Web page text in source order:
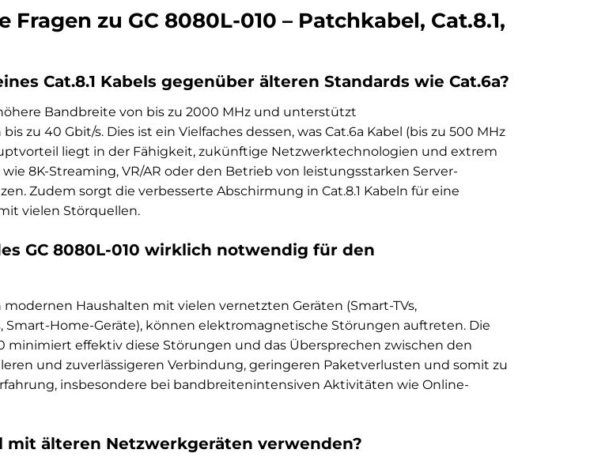
Fragen zu GC 8080L-010 – Patchkabel, Cat.8.1,
Cat.8.1 Kabels gegenüber älteren Standards wie Cat.6a?
Bandbreite von bis zu 2000 MHz und unterstützt
zu 40 Gbit/s. Dies ist ein Vielfaches dessen, was Cat.6a Kabel (bis zu 500 MHz
liegt in der Fähigkeit, zukünftige Netzwerktechnologien und extrem
8K-Streaming, VR/AR oder den Betrieb von leistungsstarken Server-
Zudem sorgt die verbesserte Abschirmung in Cat.8.1 Kabeln für eine
vielen Störquellen.
GC 8080L-010 wirklich notwendig für den
Haushalten mit vielen vernetzten Geräten (Smart-TVs,
Smart-Home-Geräte), können elektromagnetische Störungen auftreten. Die
minimiert effektiv diese Störungen und das Übersprechen zwischen den
und zuverlässigeren Verbindung, geringeren Paketverlusten und somit zu
insbesondere bei bandbreitenintensiven Aktivitäten wie Online-
mit älteren Netzwerkgeräten verwenden?